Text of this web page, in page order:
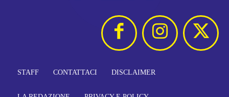
STAFF CONTATTACI DISCLAIMER